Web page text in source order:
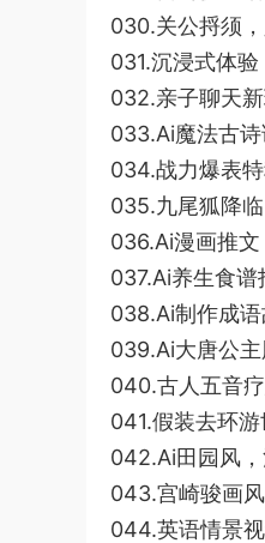
030.关公捋须
031.沉浸式体
032.亲子聊天
033.Ai魔法古
034.战力爆表
035.九尾狐降
036.Ai漫画推
037.Ai养生食
038.Ai制作成
039.Ai大唐公
040.古人五音
041.假装去环
042.Ai田园风
043.宫崎骏画
044.英语情景